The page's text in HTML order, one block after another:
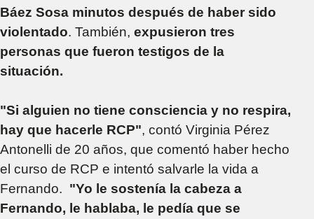
Báez Sosa minutos después de haber sido
violentado. También, expusieron tres
personas que fueron testigos de la
situación.
"Si alguien no tiene consciencia y no respira,
hay que hacerle RCP", contó Virginia Pérez
Antonelli de 20 años, que comentó haber hecho
el curso de RCP e intentó salvarle la vida a
Fernando. "Yo le sostenía la cabeza a
Fernando, le hablaba, le pedía que se